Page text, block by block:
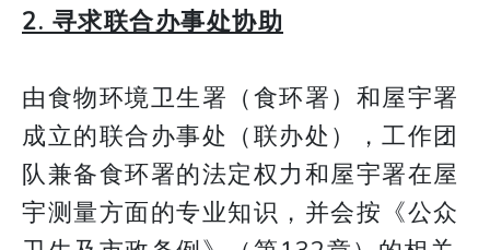
2. 寻求联合办事处协助
由食物环境卫生署（食环署）和屋宇署
成立的联合办事处（联办处），工作团
队兼备食环署的法定权力和屋宇署在屋
宇测量方面的专业知识，并会按《公众